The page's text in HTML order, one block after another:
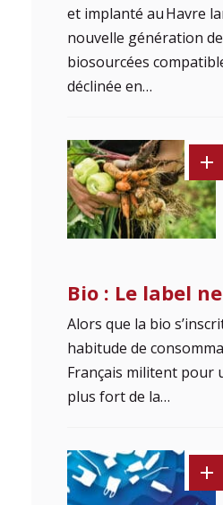
et implanté au Havre
nouvelle génération
biosourcées
déclinée en…
Bio : Le label
Alors que la bio
habitude de
Français militent pour
plus fort de la…